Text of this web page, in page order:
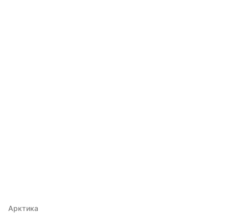
Арктика